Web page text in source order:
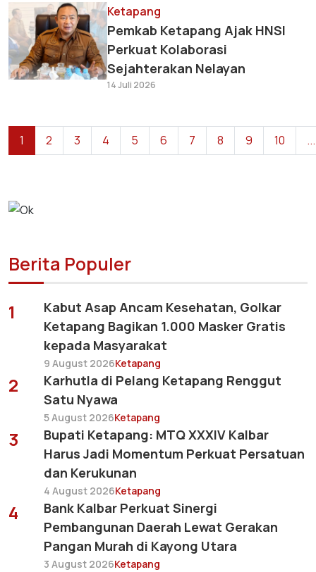
Ketapang
Pemkab Ketapang Ajak HNSI
Perkuat Kolaborasi
Sejahterakan Nelayan
14 Juli 2026
1 2 3 4 5 6 7 8 9 10 ...
Berita Populer
1
Kabut Asap Ancam Kesehatan, Golkar
Ketapang Bagikan 1.000 Masker Gratis
kepada Masyarakat
9 August 2026Ketapang
2
Karhutla di Pelang Ketapang Renggut
Satu Nyawa
5 August 2026Ketapang
3
Bupati Ketapang: MTQ XXXIV Kalbar
Harus Jadi Momentum Perkuat Persatuan
dan Kerukunan
4 August 2026Ketapang
4
Bank Kalbar Perkuat Sinergi
Pembangunan Daerah Lewat Gerakan
Pangan Murah di Kayong Utara
3 August 2026Ketapang